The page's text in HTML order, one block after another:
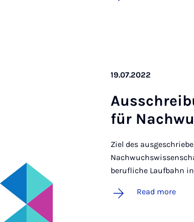
19.07.2022
für
Ziel des
berufliche Laufbahn
Read more